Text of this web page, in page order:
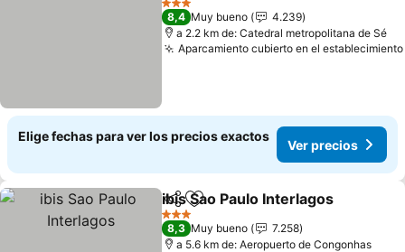
3 Estrellas
8,4 Muy bueno
4.239
a 2.2 km de: Catedral metropolitana de Sé
Aparcamiento cubierto en el establecimiento
Elige fechas para ver los precios exactos
Ver precios
CompartirAgregar a favoritos
ibis Sao Paulo Interlagos
3 Estrellas
8,3 Muy bueno
7.258
a 5.6 km de: Aeropuerto de Congonhas